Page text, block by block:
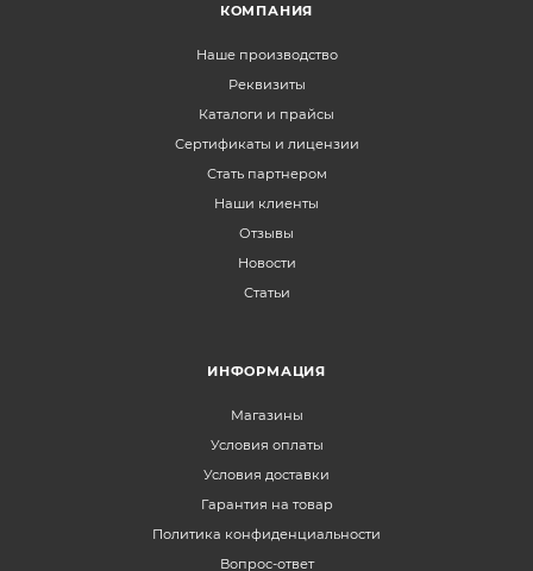
КОМПАНИЯ
Наше производство
Реквизиты
Каталоги и прайсы
Сертификаты и лицензии
Стать партнером
Наши клиенты
Отзывы
Новости
Статьи
ИНФОРМАЦИЯ
Магазины
Условия оплаты
Условия доставки
Гарантия на товар
Политика конфиденциальности
Вопрос-ответ